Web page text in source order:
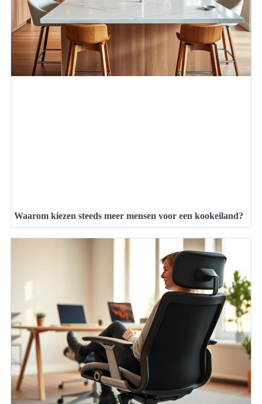
Waarom kiezen steeds meer mensen voor een kookeiland?